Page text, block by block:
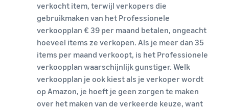
verkocht item, terwijl verkopers die
gebruikmaken van het Professionele
verkoopplan € 39 per maand betalen, ongeacht
hoeveel items ze verkopen. Als je meer dan 35
items per maand verkoopt, is het Professionele
verkoopplan waarschijnlijk gunstiger. Welk
verkoopplan je ook kiest als je verkoper wordt
op Amazon, je hoeft je geen zorgen te maken
over het maken van de verkeerde keuze, want